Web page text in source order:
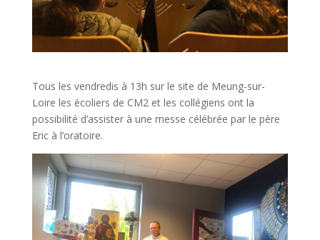
Tous les vendredis à 13h sur le site de Meung-sur-
Loire les écoliers de CM2 et les collégiens ont la
possibilité d’assister à une messe célébrée par le père
Eric à l’oratoire.